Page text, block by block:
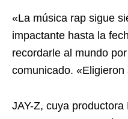
«La música rap sigue
impactante hasta la
recordarle al mundo
comunicado. «Eligieron
JAY-Z, cuya